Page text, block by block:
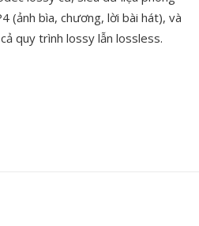
(ảnh bìa, chương, lời bài hát), và
quy trình lossy lẫn lossless.